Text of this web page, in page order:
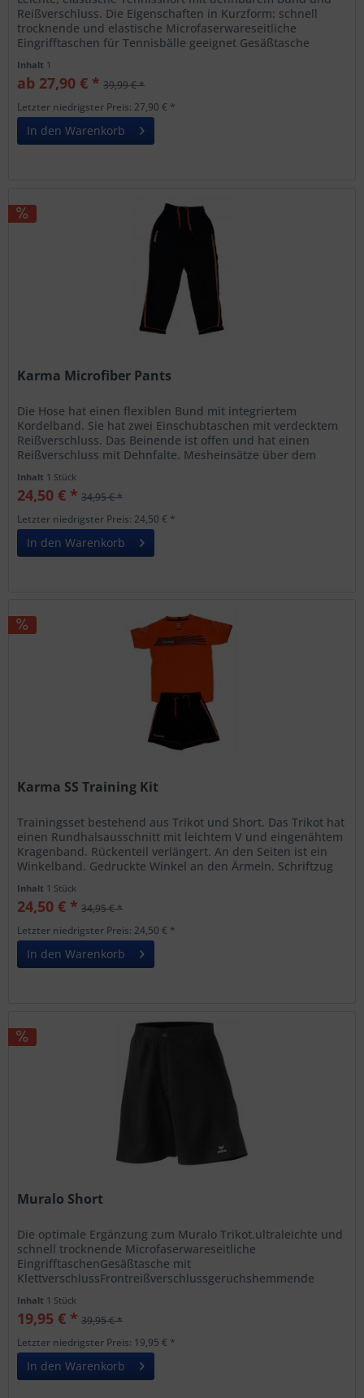
Reißverschluss. Die Eigenschaften in Kurzform: schnell
trocknende und elastische Microfaserwareseitliche
Eingrifftaschen für Tennisbälle geeignet Gesäßtasche
Inhalt 1
ab 27,90 € * 39,99 € *
Letzter niedrigster Preis: 27,90 € *
In den Warenkorb
Karma Microfiber Pants
Die Hose hat einen flexiblen Bund mit integriertem
Kordelband. Sie hat zwei Einschubtaschen mit verdecktem
Reißverschluss. Das Beinende ist offen und hat einen
Reißverschluss mit Dehnfalte. Mesheinsätze über dem
Inhalt 1 Stück
24,50 € * 34,95 € *
Letzter niedrigster Preis: 24,50 € *
In den Warenkorb
Karma SS Training Kit
Trainingsset bestehend aus Trikot und Short. Das Trikot hat
einen Rundhalsausschnitt mit leichtem V und eingenähtem
Kragenband. Rückenteil verlängert. An den Seiten ist ein
Winkelband. Gedruckte Winkel an den Ärmeln. Schriftzug
Inhalt 1 Stück
24,50 € * 34,95 € *
Letzter niedrigster Preis: 24,50 € *
In den Warenkorb
Muralo Short
Die optimale Ergänzung zum Muralo Trikot.ultraleichte und
schnell trocknende Microfaserwareseitliche
EingrifftaschenGesäßtasche mit
KlettverschlussFrontreißverschlussgeruchshemmende
Inhalt 1 Stück
19,95 € * 39,95 € *
Letzter niedrigster Preis: 19,95 € *
In den Warenkorb